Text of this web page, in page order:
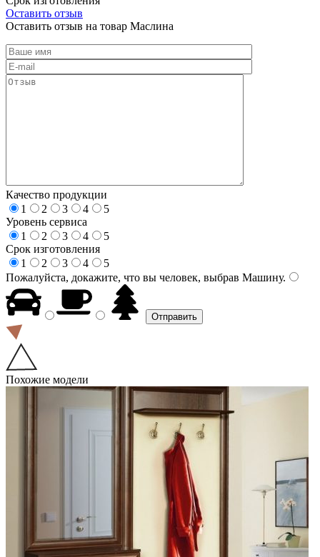
Оставить отзыв
Оставить отзыв на товар Маслина
Качество продукции
1
2 3 4
5
Уровень сервиса
1
2 3 4
5
Срок изготовления
1
2 3 4
5
Пожалуйста, докажите, что вы человек, выбрав Машину.
Похожие модели